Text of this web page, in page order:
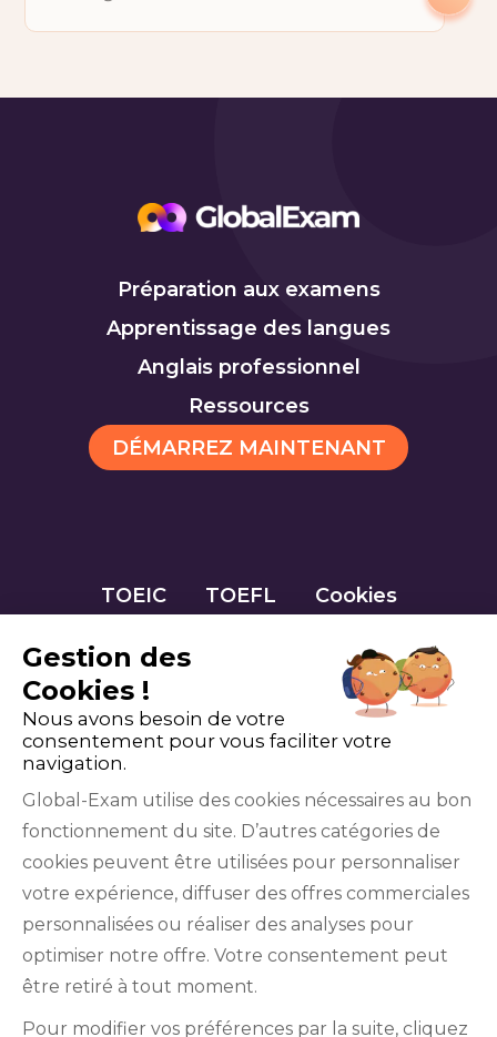
Préparation aux examens
Apprentissage des langues
Anglais professionnel
Ressources
DÉMARREZ MAINTENANT
TOEIC TOEFL Cookies
YouTube
Gestion des
Cookies !
Nous avons besoin de votre
consentement pour vous faciliter votre
navigation.
Global-Exam utilise des cookies nécessaires au bon
fonctionnement du site. D’autres catégories de
cookies peuvent être utilisées pour personnaliser
votre expérience, diffuser des offres commerciales
personnalisées ou réaliser des analyses pour
optimiser notre offre. Votre consentement peut
être retiré à tout moment.
Pour modifier vos préférences par la suite, cliquez